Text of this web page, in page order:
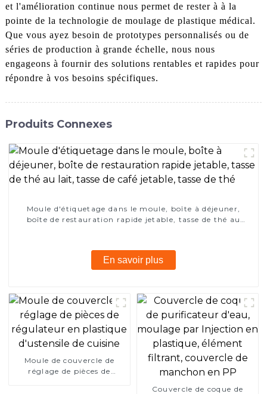
et l'amélioration continue nous permet de rester à à la
pointe de la technologie de moulage de plastique médical.
Que vous ayez besoin de prototypes personnalisés ou de
séries de production à grande échelle, nous nous
engageons à fournir des solutions rentables et rapides pour
répondre à vos besoins spécifiques.
Produits Connexes
Moule d'étiquetage dans le moule, boîte à déjeuner,
boîte de restauration rapide jetable, tasse de thé au
En savoir plus
Moule de couvercle de
réglage de pièces de
Couvercle de coque de